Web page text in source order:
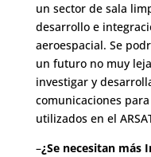
un sector de sala
desarrollo e
aeroespacial. Se
un futuro no muy
investigar y
comunicaciones
utilizados en el
–¿Se necesitan más